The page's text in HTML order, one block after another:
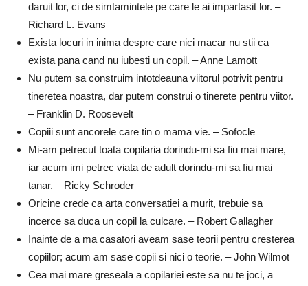
daruit lor, ci de simtamintele pe care le ai impartasit lor. –
Richard L. Evans
Exista locuri in inima despre care nici macar nu stii ca
exista pana cand nu iubesti un copil. – Anne Lamott
Nu putem sa construim intotdeauna viitorul potrivit pentru
tineretea noastra, dar putem construi o tinerete pentru viitor.
– Franklin D. Roosevelt
Copiii sunt ancorele care tin o mama vie. – Sofocle
Mi-am petrecut toata copilaria dorindu-mi sa fiu mai mare,
iar acum imi petrec viata de adult dorindu-mi sa fiu mai
tanar. – Ricky Schroder
Oricine crede ca arta conversatiei a murit, trebuie sa
incerce sa duca un copil la culcare. – Robert Gallagher
Inainte de a ma casatori aveam sase teorii pentru cresterea
copiilor; acum am sase copii si nici o teorie. – John Wilmot
Cea mai mare greseala a copilariei este sa nu te joci, a